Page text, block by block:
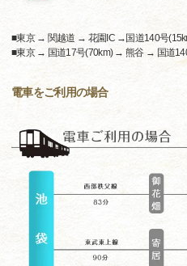
■東京 → 関越道 → 花園IC →国道140号
■東京 → 国道17号(70km) → 熊谷 → 国道
電車をご利用の場合